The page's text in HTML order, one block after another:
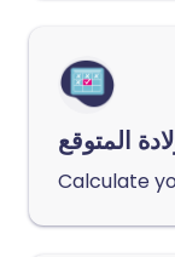
المتوقع
Calculate